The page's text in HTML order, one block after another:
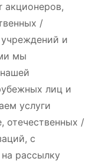
акционеров,
/
и
мы
лиц и
услуги
отечественных /
с
рассылку